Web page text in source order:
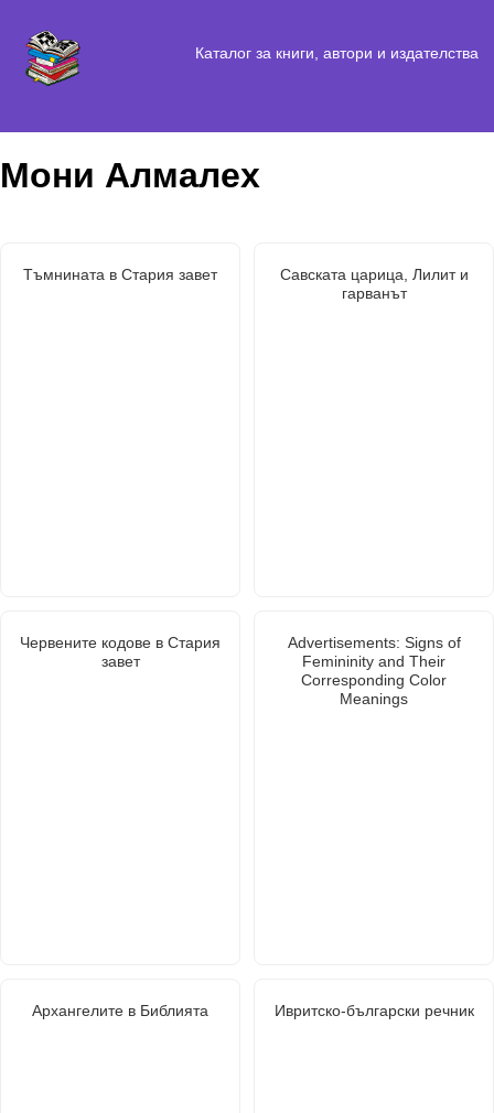
Каталог за книги, автори и издателства
Мони Алмалех
Тъмнината в Стария завет
Савската царица, Лилит и
гарванът
Червените кодове в Стария
завет
Advertisements: Signs of
Femininity and Their
Corresponding Color
Meanings
Архангелите в Библията Ивритско-български речник